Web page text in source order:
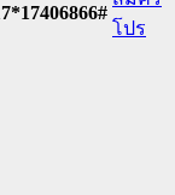
โปร